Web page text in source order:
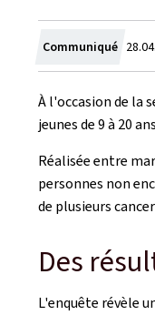
Communiqué Crée
le
À l'occasion de la
jeunes de 9 à 20
Réalisée entre
personnes non
de plusieurs
Des
L'enquête révèle